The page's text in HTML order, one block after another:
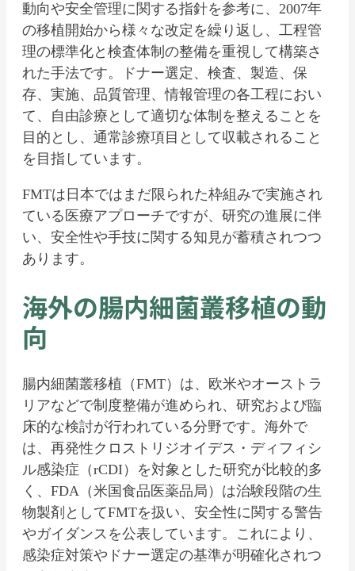
動向や安全管理に関する指針を参考に、2007年
の移植開始から様々な改定を繰り返し、工程管
理の標準化と検査体制の整備を重視して構築さ
れた手法です。ドナー選定、検査、製造、保
存、実施、品質管理、情報管理の各工程におい
て、自由診療として適切な体制を整えることを
目的とし、通常診療項目として収載されること
を目指しています。
FMTは日本ではまだ限られた枠組みで実施され
ている医療アプローチですが、研究の進展に伴
い、安全性や手技に関する知見が蓄積されつつ
あります。
海外の腸内細菌叢移植の動
向
腸内細菌叢移植（FMT）は、欧米やオーストラ
リアなどで制度整備が進められ、研究および臨
床的な検討が行われている分野です。海外で
は、再発性クロストリジオイデス・ディフィシ
ル感染症（rCDI）を対象とした研究が比較的多
く、FDA（米国食品医薬品局）は治験段階の生
物製剤としてFMTを扱い、安全性に関する警告
やガイダンスを公表しています。これにより、
感染症対策やドナー選定の基準が明確化されつ